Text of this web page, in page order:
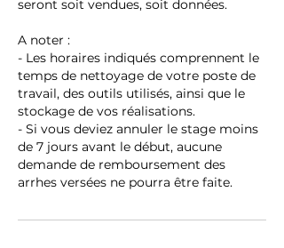
seront soit vendues, soit données.
A noter :
- Les horaires indiqués comprennent le
temps de nettoyage de votre poste de
travail, des outils utilisés, ainsi que le
stockage de vos réalisations.
- Si vous deviez annuler le stage moins
de 7 jours avant le début, aucune
demande de remboursement des